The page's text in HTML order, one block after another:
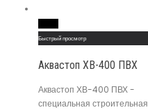
Быстрый просмотр
Аквастоп ХВ-400 ПВХ
Аквастоп ХВ-400 ПВХ -
специальная строительная